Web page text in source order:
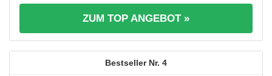
ZUM TOP ANGEBOT »
4